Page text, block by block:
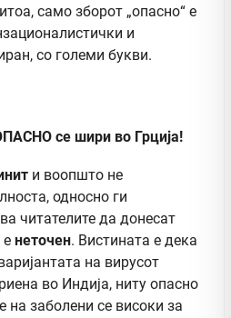
само зборот „опасно“ е
и
со големи букви.
се шири во Грција!
и воопшто не
односно ги
читателите да донесат
е неточен. Вистината е дека
на вирусот
во Индија, ниту опасно
на заболени се високи за